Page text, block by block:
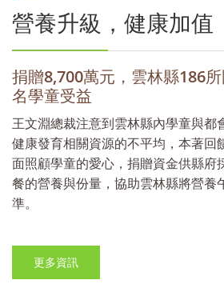
營養升級，健康加值
捐贈8,700萬元，雲林縣186
名學童受益
王文淵總裁注意到雲林縣內學童與都
健康發育相關資源的不平均，本著回
面照顧學童的愛心，捐贈資金供縣府
餐的營養與份量，協助雲林縣將營養
準。
更多資訊